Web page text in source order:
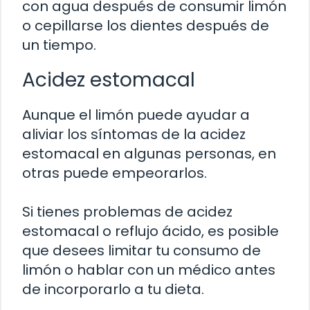
con agua después de consumir limón
o cepillarse los dientes después de
un tiempo.
Acidez estomacal
Aunque el limón puede ayudar a
aliviar los síntomas de la acidez
estomacal en algunas personas, en
otras puede empeorarlos.
Si tienes problemas de acidez
estomacal o reflujo ácido, es posible
que desees limitar tu consumo de
limón o hablar con un médico antes
de incorporarlo a tu dieta.